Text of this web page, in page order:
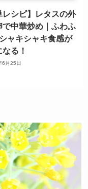
レシピ】レタスの外
で中華炒め｜ふわふ
ャキシャキ食感が
る！
6月25日